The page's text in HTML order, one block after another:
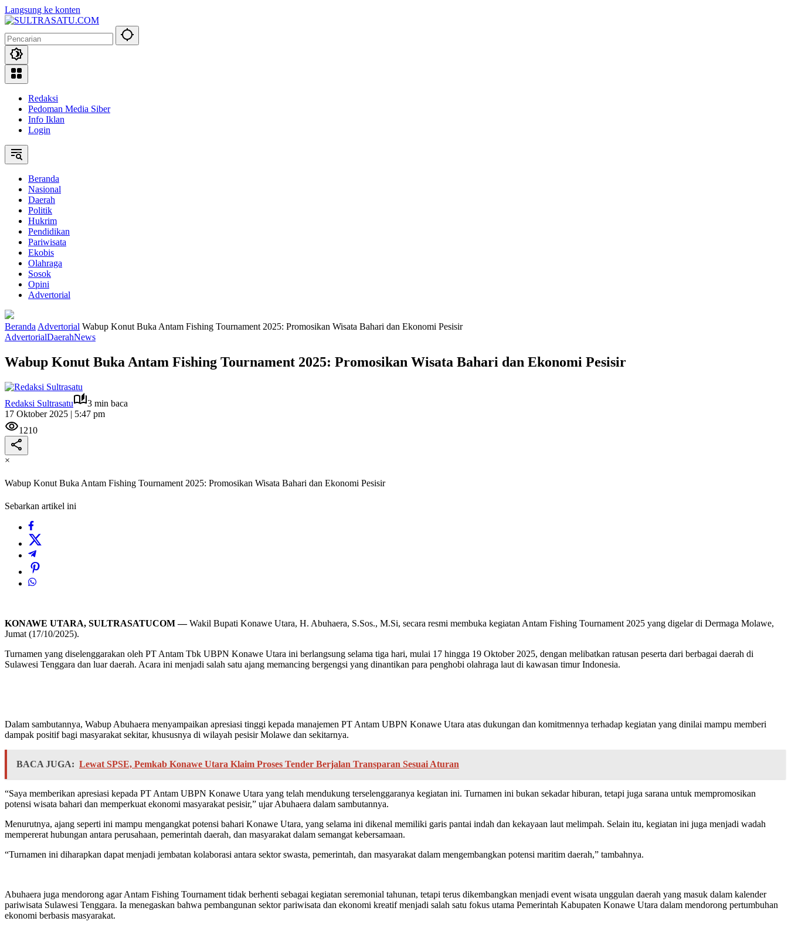
Langsung ke konten
Redaksi
Pedoman Media Siber
Info Iklan
Login
Beranda
Nasional
Daerah
Politik
Hukrim
Pendidikan
Pariwisata
Ekobis
Olahraga
Sosok
Opini
Advertorial
Beranda Advertorial Wabup Konut Buka Antam Fishing Tournament 2025: Promosikan Wisata Bahari dan Ekonomi Pesisir
AdvertorialDaerahNews
Wabup Konut Buka Antam Fishing Tournament 2025: Promosikan Wisata Bahari dan Ekonomi Pesisir
Redaksi Sultrasatu
3 min baca
17 Oktober 2025 | 5:47 pm
1210
×
Wabup Konut Buka Antam Fishing Tournament 2025: Promosikan Wisata Bahari dan Ekonomi Pesisir
Sebarkan artikel ini
KONAWE UTARA, SULTRASATUCOM —Wakil Bupati Konawe Utara, H. Abuhaera, S.Sos., M.Si, secara resmi membuka kegiatan Antam Fishing Tournament 2025 yang digelar di Dermaga Molawe,
Jumat (17/10/2025).
Turnamen yang diselenggarakan oleh PT Antam Tbk UBPN Konawe Utara ini berlangsung selama tiga hari, mulai 17 hingga 19 Oktober 2025, dengan melibatkan ratusan peserta dari berbagai daerah di
Sulawesi Tenggara dan luar daerah. Acara ini menjadi salah satu ajang memancing bergengsi yang dinantikan para penghobi olahraga laut di kawasan timur Indonesia.
Dalam sambutannya, Wabup Abuhaera menyampaikan apresiasi tinggi kepada manajemen PT Antam UBPN Konawe Utara atas dukungan dan komitmennya terhadap kegiatan yang dinilai mampu memberi
dampak positif bagi masyarakat sekitar, khususnya di wilayah pesisir Molawe dan sekitarnya.
BACA JUGA: Lewat SPSE, Pemkab Konawe Utara Klaim Proses Tender Berjalan Transparan Sesuai Aturan
“Saya memberikan apresiasi kepada PT Antam UBPN Konawe Utara yang telah mendukung terselenggaranya kegiatan ini. Turnamen ini bukan sekadar hiburan, tetapi juga sarana untuk mempromosikan
potensi wisata bahari dan memperkuat ekonomi masyarakat pesisir,” ujar Abuhaera dalam sambutannya.
Menurutnya, ajang seperti ini mampu mengangkat potensi bahari Konawe Utara, yang selama ini dikenal memiliki garis pantai indah dan kekayaan laut melimpah. Selain itu, kegiatan ini juga menjadi wadah
mempererat hubungan antara perusahaan, pemerintah daerah, dan masyarakat dalam semangat kebersamaan.
“Turnamen ini diharapkan dapat menjadi jembatan kolaborasi antara sektor swasta, pemerintah, dan masyarakat dalam mengembangkan potensi maritim daerah,” tambahnya.
Abuhaera juga mendorong agar Antam Fishing Tournament tidak berhenti sebagai kegiatan seremonial tahunan, tetapi terus dikembangkan menjadi event wisata unggulan daerah yang masuk dalam kalender
pariwisata Sulawesi Tenggara. Ia menegaskan bahwa pembangunan sektor pariwisata dan ekonomi kreatif menjadi salah satu fokus utama Pemerintah Kabupaten Konawe Utara dalam mendorong pertumbuhan
ekonomi berbasis masyarakat.